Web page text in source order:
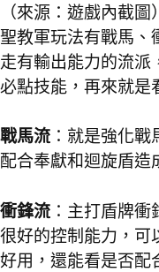
（來源：遊戲內截圖）
聖教軍玩法有戰馬、
走有輸出能力的流派
必點技能，再來就是
戰馬流 ：就是強化
配合奉獻和迴旋盾造
衝鋒流 ：主打盾牌
很好的控制能力，可
好用，還能看是否配